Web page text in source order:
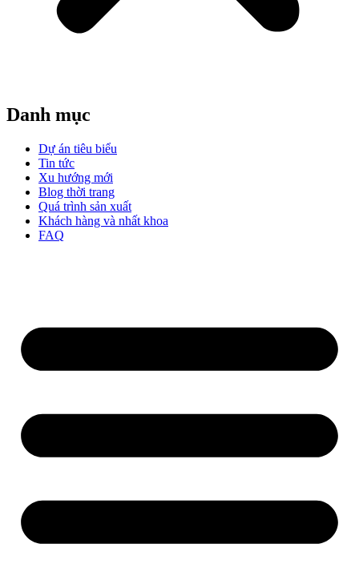
Danh mục
Dự án tiêu biểu
Tin tức
Xu hướng mới
Blog thời trang
Quá trình sản xuất
Khách hàng và nhất khoa
FAQ